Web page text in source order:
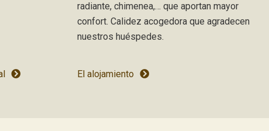
radiante, chimenea,… que aportan mayor
confort. Calidez acogedora que agradecen
nuestros huéspedes.
El alojamiento